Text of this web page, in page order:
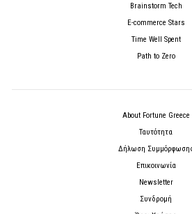
Brainstorm Tech
E-commerce Stars
Time Well Spent
Path to Zero
About Fortune Greece
Ταυτότητα
Δήλωση
Επικοινωνία
Newsletter
Συνδρομή